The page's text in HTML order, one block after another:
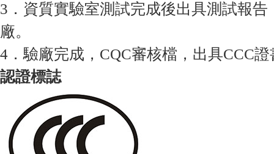
3．資質實驗室測試完成後出具測試報告
廠。
4．驗廠完成，CQC審核檔，出具CCC證
認證標誌